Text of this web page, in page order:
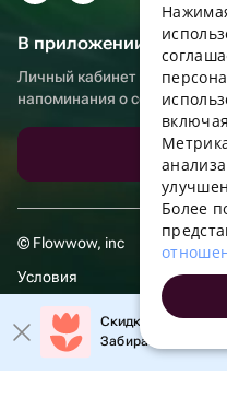
В приложении еще
Личный кабинет
напоминания о событиях
© Flowwow, inc
Условия
Обработка персональных
Скидка 20% на
Забирайте
Более